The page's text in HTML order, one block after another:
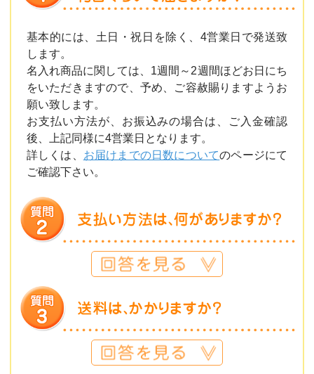
基本的には、土日・祝日を除く、4営業日で発送致
します。
名入れ商品に関しては、1週間～2週間ほどお日にち
をいただきますので、予め、ご容赦賜りますようお
願い致します。
お支払い方法が、お振込みの場合は、ご入金確認
後、上記同様に4営業日となります。
詳しくは、 お届けまでの日数についてのページにて
ご確認下さい。